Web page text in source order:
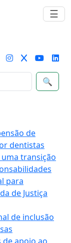
☰
🔍
de
dentistas
transição
para
de Justiça
de inclusão